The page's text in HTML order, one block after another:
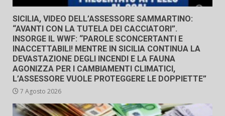
SICILIA, VIDEO DELL’ASSESSORE SAMMARTINO:
“AVANTI CON LA TUTELA DEI CACCIATORI”.
INSORGE IL WWF: “PAROLE SCONCERTANTI E
INACCETTABILI! MENTRE IN SICILIA CONTINUA LA
DEVASTAZIONE DEGLI INCENDI E LA FAUNA
AGONIZZA PER I CAMBIAMENTI CLIMATICI,
L’ASSESSORE VUOLE PROTEGGERE LE DOPPIETTE”
7 Agosto 2026